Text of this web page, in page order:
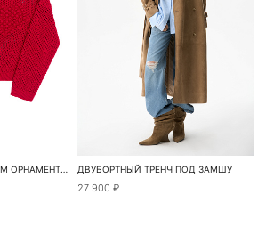
ДЖЕМПЕР С ОБЪЕМНЫМ ОРНАМЕНТОМ ДВУБОРТНЫЙ ТРЕНЧ ПОД ЗАМШУ
27 900 ₽